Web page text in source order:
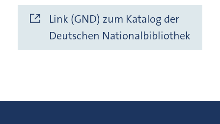
Link (GND) zum Katalog der
Deutschen Nationalbibliothek